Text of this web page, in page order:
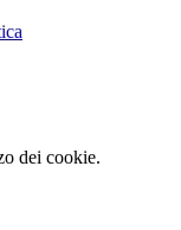
dei cookie.